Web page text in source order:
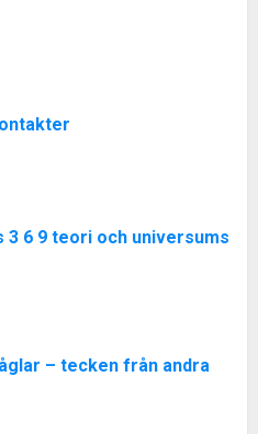
3 6 9 teori och universums
– tecken från andra